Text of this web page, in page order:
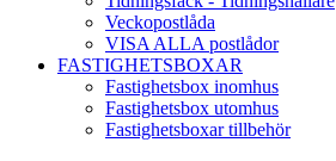
Veckopostlåda
VISA ALLA postlådor
FASTIGHETSBOXAR
Fastighetsbox inomhus
Fastighetsbox utomhus
Fastighetsboxar tillbehör